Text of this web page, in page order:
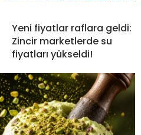
Yeni fiyatlar raflara geldi:
Zincir marketlerde su
fiyatları yükseldi!